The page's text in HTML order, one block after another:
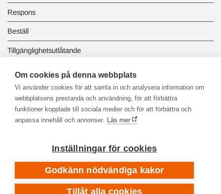
Respons
Beställ
Tillgänglighetsutlåtande
Dataskydd och registerbeskrivningar
Länkbiblioteket
Om cookies på denna webbplats
Vi använder cookies för att samla in och analysera information om
webbplatsens prestanda och användning, för att förbättra
funktioner kopplade till sociala medier och för att förbättra och
anpassa innehåll och annonser. Läs mer
Inställningar för cookies
Godkänn nödvändiga kakor
Tillåt alla cookies